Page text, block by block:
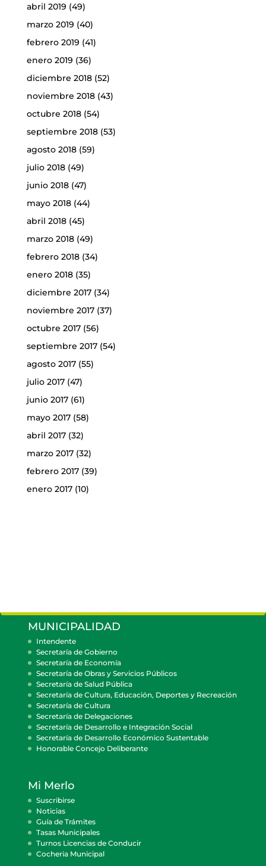
abril 2019 (49)
marzo 2019 (40)
febrero 2019 (41)
enero 2019 (36)
diciembre 2018(52)
noviembre 2018(43)
octubre 2018(54)
septiembre 2018(53)
agosto 2018(59)
julio 2018(49)
junio 2018(47)
mayo 2018(44)
abril 2018(45)
marzo 2018(49)
febrero 2018(34)
enero 2018(35)
diciembre 2017(34)
noviembre 2017(37)
octubre 2017(56)
septiembre 2017(54)
agosto 2017(55)
julio 2017(47)
junio 2017(61)
mayo 2017(58)
abril 2017(32)
marzo 2017(32)
febrero 2017(39)
enero 2017(10)
MUNICIPALIDAD
Intendente
Secretaría de Gobierno
Secretaría de Economía
Secretaría de Obras y Servicios Públicos
Secretaría de Salud Pública
Secretaría de Cultura, Educación, Deportes y Recreación
Secretaría de Cultura
Secretaría de Delegaciones
Secretaría de Desarrollo e Integración Social
Secretaría de Desarrollo Económico Sustentable
Honorable Concejo Deliberante
Mi Merlo
Suscribirse
Noticias
Guía de Trámites
Tasas Municipales
Turnos Licencias de Conducir
Cocheria Municipal